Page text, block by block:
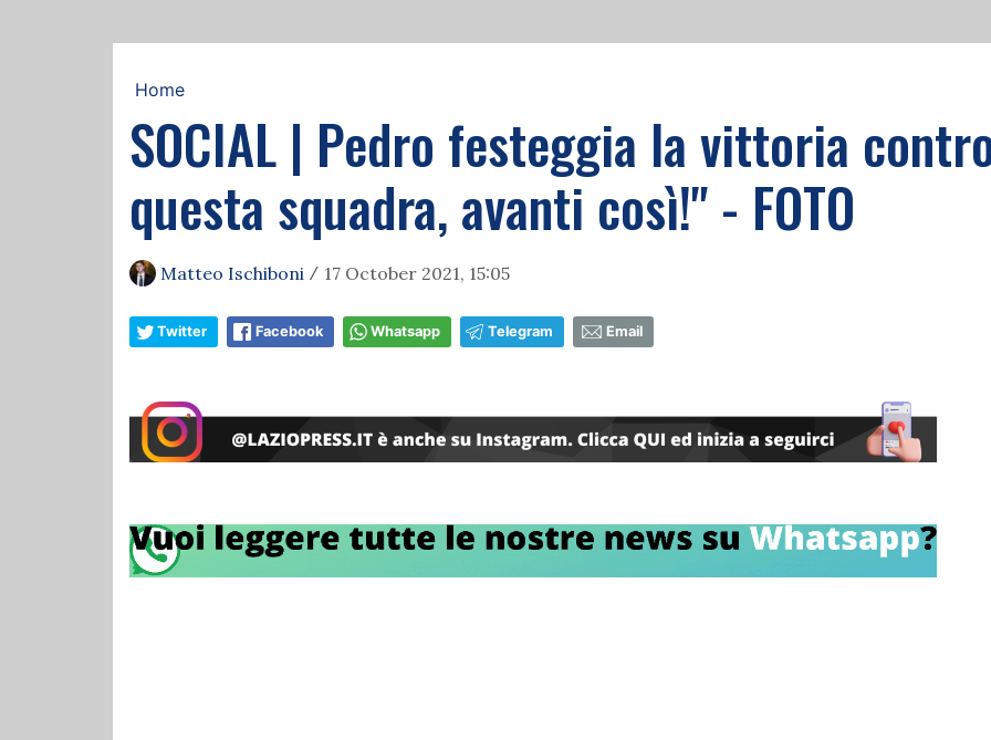
Home
SOCIAL | Pedro festeggia la vittoria
questa squadra, avanti così!" - FOTO
Matteo Ischiboni / 17 October 2021, 15:05
Twitter Facebook Whatsapp Telegram Email